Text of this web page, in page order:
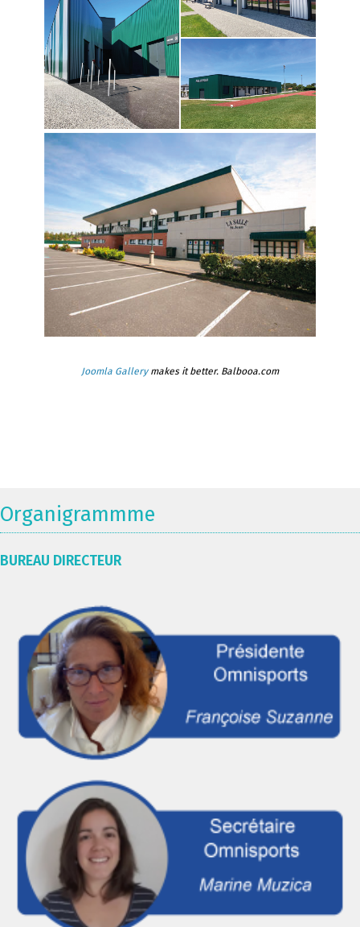
Joomla Gallerymakes it better. Balbooa.com
Organigrammme
BUREAU DIRECTEUR